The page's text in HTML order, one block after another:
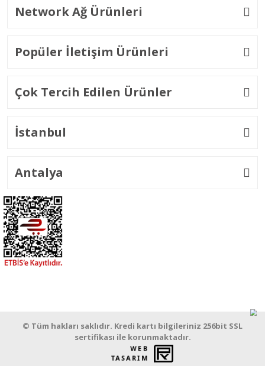
Network Ağ Ürünleri
Popüler İletişim Ürünleri
Çok Tercih Edilen Ürünler
İstanbul
Antalya
© Tüm hakları saklıdır. Kredi kartı bilgileriniz 256bit SSL
sertifikası ile korunmaktadır.
WEB
TASARIM